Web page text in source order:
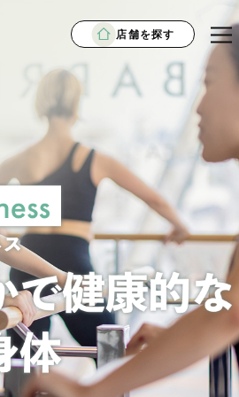
店舗を探す